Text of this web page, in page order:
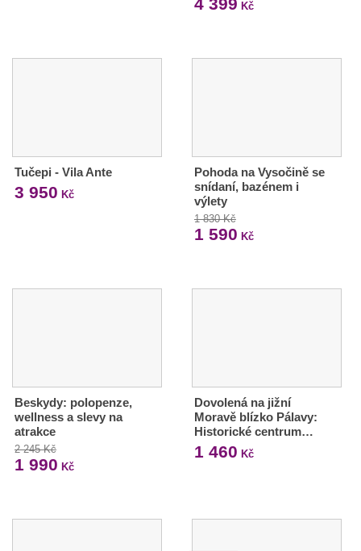
4 399 Kč
Tučepi - Vila Ante
3 950 Kč
Pohoda na Vysočině se
snídaní, bazénem i
výlety
1 830 Kč
1 590 Kč
Beskydy: polopenze,
wellness a slevy na
atrakce
2 245 Kč
1 990 Kč
Dovolená na jižní
Moravě blízko Pálavy:
Historické centrum…
1 460 Kč